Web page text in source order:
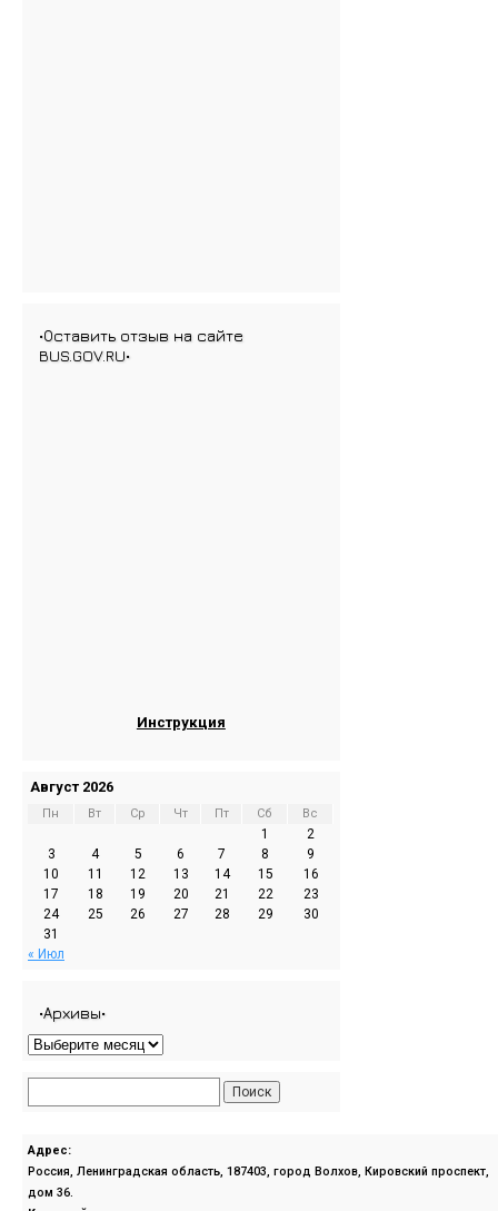
•Оставить отзыв на сайте
BUS.GOV.RU•
Инструкция
Август 2026
Пн Вт Ср Чт Пт Сб Вс
1
2
3
4 5 6 7 8
9
10
11 12 13 14 15
16
17
18 19 20 21 22
23
24
25 26 27 28 29
30
31
« Июл
•Архивы•
Адрес:
Россия, Ленинградская область, 187403, город Волхов, Кировский проспект,
дом 36.